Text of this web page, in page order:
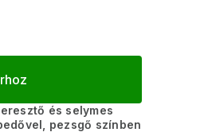
és selymes
pezsgő színben